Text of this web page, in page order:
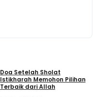
Doa Setelah Sholat
Istikharah Memohon Pilihan
Terbaik dari Allah